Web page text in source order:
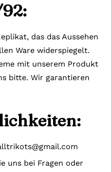
das das Aussehen
Ware widerspiegelt.
mit unserem Produkt
bitte. Wir garantieren
uns bei Fragen oder